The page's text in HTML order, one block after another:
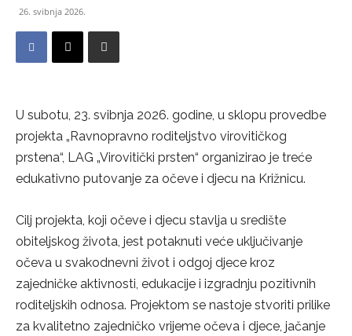
26. svibnja 2026.
U subotu, 23. svibnja 2026. godine, u sklopu provedbe
projekta „Ravnopravno roditeljstvo virovitičkog
prstena“, LAG „Virovitički prsten“ organizirao je treće
edukativno putovanje za očeve i djecu na Križnicu.
Cilj projekta, koji očeve i djecu stavlja u središte
obiteljskog života, jest potaknuti veće uključivanje
očeva u svakodnevni život i odgoj djece kroz
zajedničke aktivnosti, edukacije i izgradnju pozitivnih
roditeljskih odnosa. Projektom se nastoje stvoriti prilike
za kvalitetno zajedničko vrijeme očeva i djece, jačanje